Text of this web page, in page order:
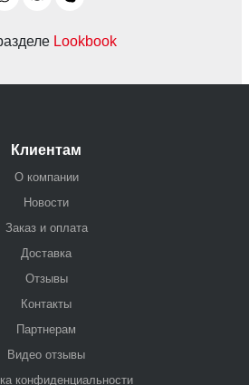
Lookbook
Клиентам
О компании
Новости
Заказ и оплата
Доставка
Отзывы
Контакты
Партнерам
Видео отзывы
конфиденциальности